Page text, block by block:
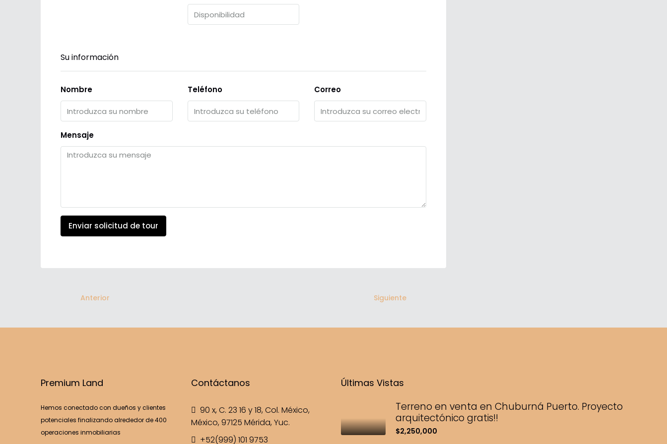
Su información
Nombre Teléfono Correo
Mensaje
Enviar solicitud de tour
Anterior Siguiente
Premium Land
Hemos conectado con dueños y clientes
potenciales finalizando alrededor de 400
operaciones inmobiliarias
Contáctanos
90 x, C. 23 16 y 18, Col. México,
México, 97125 Mérida, Yuc.
+52(999) 101 9753
Últimas Vistas
Terreno en venta en Chuburná Puerto. Proyecto
arquitectónico gratis!!
$2,250,000